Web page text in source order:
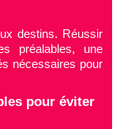
destins. Réussir
préalables, une
nécessaires pour
pour éviter